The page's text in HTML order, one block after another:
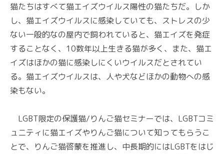
猫たちはすべて猫エイズウイルス陽性の猫たちだ。しか
し、猫エイズウイルスに感染していても、ストレスの少
ない一般的なの屋内で飼われていると、猫エイズを発症
することなく、10数年以上生きる猫が多く、また、猫エ
イズはほかの猫に感染しにくいウイルスだとされてい
る。猫エイズウイルスは、人や犬などほかの動物への感
染もない。
LGBT限定の保護猫/りんご猫セミナーでは、LGBTコミ
ュニティに猫エイズやりんご猫について知ってもらうこ
とで、りんご猫啓蒙を推進し、中長期的にはLGBTをはじ